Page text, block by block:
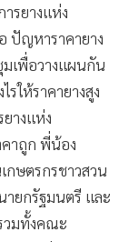
รยางแห่ง
ปัญหาราคายาง
มเพื่อวางแผนกัน
ให้ราคายางสูง
างแห่ง
คาถูก พี่น้อง
กษตรกรชาวสวน
ยกรัฐมนตรี และ
วมทั้งคณะ